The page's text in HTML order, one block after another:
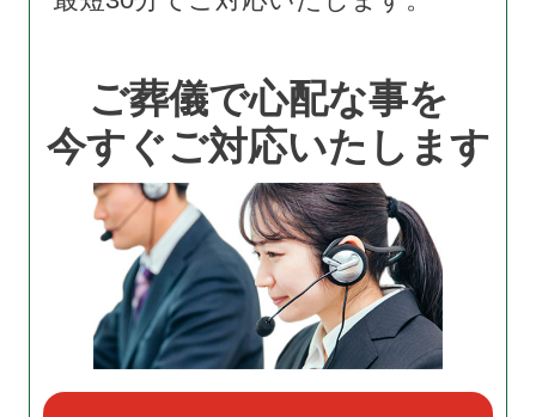
ご葬儀で心配な事を
今すぐご対応いたします